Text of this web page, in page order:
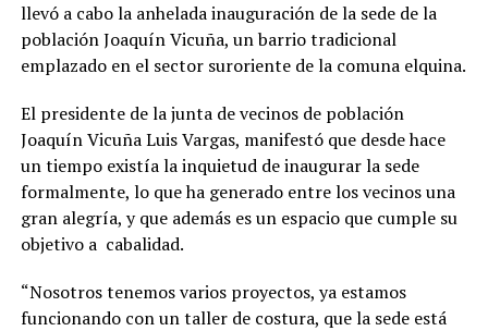
llevó a cabo la anhelada inauguración de la sede de la
población Joaquín Vicuña, un barrio tradicional
emplazado en el sector suroriente de la comuna elquina.
El presidente de la junta de vecinos de población
Joaquín Vicuña Luis Vargas, manifestó que desde hace
un tiempo existía la inquietud de inaugurar la sede
formalmente, lo que ha generado entre los vecinos una
gran alegría, y que además es un espacio que cumple su
objetivo a cabalidad.
“Nosotros tenemos varios proyectos, ya estamos
funcionando con un taller de costura, que la sede está